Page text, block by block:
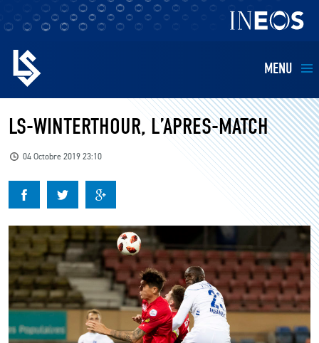
MENU
EQUIPES
BILLETTERIE
FANS
KIDS
BUSINESS
RESTAURATION
LS-WINTERTHOUR, L’APRES-MATCH
04 Octobre 2019 23:10